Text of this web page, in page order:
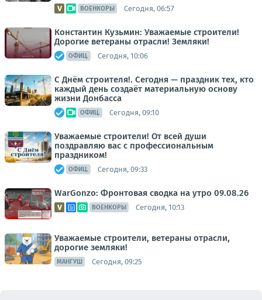
ВОЕНКОРЫ Сегодня, 06:57
Константин Кузьмин: Уважаемые строители!
Дорогие ветераны отрасли! Земляки!
ОФИЦ. Сегодня, 10:06
С Днём строителя!. Сегодня — праздник тех, кто
каждый день создаёт материальную основу
жизни Донбасса
ОФИЦ. Сегодня, 09:10
Уважаемые строители! От всей души
поздравляю вас с профессиональным
праздником!
ОФИЦ. Сегодня, 09:33
WarGonzo: Фронтовая сводка на утро 09.08.26
ВОЕНКОРЫ Сегодня, 10:13
Уважаемые строители, ветераны отрасли,
дорогие земляки!
МАНГУШ Сегодня, 09:25